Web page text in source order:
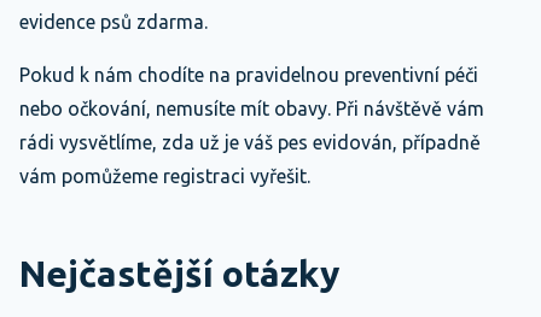
evidence psů zdarma.
Pokud k nám chodíte na pravidelnou preventivní péči
nebo očkování, nemusíte mít obavy. Při návštěvě vám
rádi vysvětlíme, zda už je váš pes evidován, případně
vám pomůžeme registraci vyřešit.
Nejčastější otázky